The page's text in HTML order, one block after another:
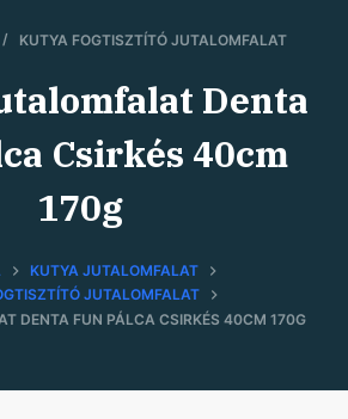
KUTYA FOGTISZTÍTÓ JUTALOMFALAT
Denta
Csirkés 40cm
170g
KUTYA JUTALOMFALAT
JUTALOMFALAT
DENTA FUN PÁLCA CSIRKÉS 40CM 170G